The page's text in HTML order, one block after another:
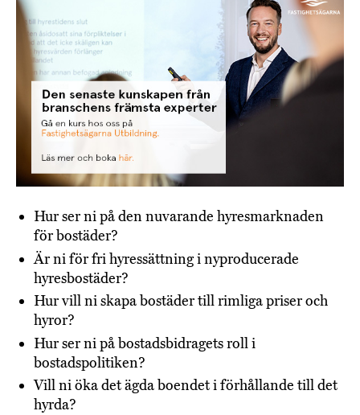
Hur ser ni på den nuvarande hyresmarknaden
för bostäder?
Är ni för fri hyressättning i nyproducerade
hyresbostäder?
Hur vill ni skapa bostäder till rimliga priser och
hyror?
Hur ser ni på bostadsbidragets roll i
bostadspolitiken?
Vill ni öka det ägda boendet i förhållande till det
hyrda?